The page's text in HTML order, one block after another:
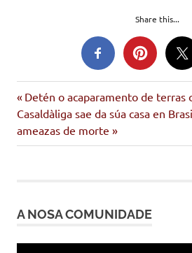
Share this...
Navegación
de
Entrada
anterior:
Detén o acaparamento de terras
Siguiente
entrada:
Casaldàliga sae da súa casa en
ameazas de morte
A NOSA COMUNIDADE